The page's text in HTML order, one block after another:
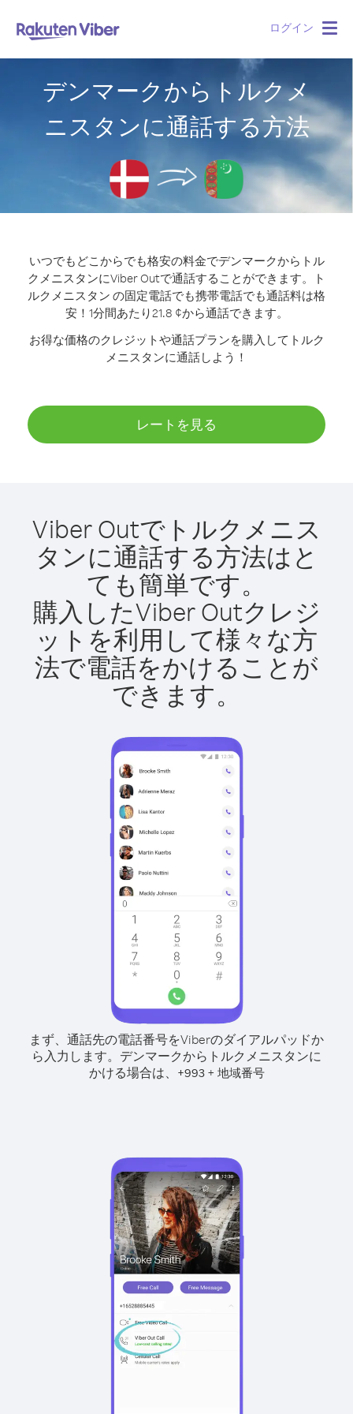
ログイン
デンマークからトルクメ
ニスタンに通話する方法
いつでもどこからでも格安の料金でデンマークからトル
クメニスタンにViber Outで通話することができます。
ト
ルクメニスタン の固定電話でも携帯電話でも通話料は格
安！1分間あたり21.8 ¢から通話できます。
お得な価格のクレジットや通話プランを購入してトルク
メニスタンに通話しよう！
レートを見る
Viber Outでトルクメニス
タンに通話する方法はと
ても簡単です。
購入したViber Outクレジ
ットを利用して様々な方
法で電話をかけることが
できます。
まず、通話先の電話番号をViberのダイアルパッドか
ら入力します。 デンマークからトルクメニスタンに
かける場合は、
+993+ 地域番号